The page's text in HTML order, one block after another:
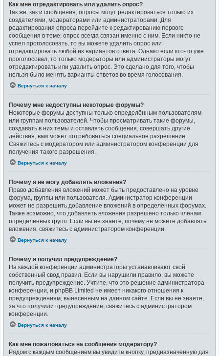
Как мне отредактировать или удалить опрос?
Так же, как и сообщения, опросы могут редактироваться только их
создателями, модераторами или администраторами. Для
редактирования опроса перейдите к редактированию первого
сообщения в теме; опрос всегда связан именно с ним. Если никто не
успел проголосовать, то вы можете удалить опрос или
отредактировать любой из вариантов ответа. Однако если кто-то уже
проголосовал, то только модераторы или администраторы могут
отредактировать или удалить опрос. Это сделано для того, чтобы
нельзя было менять варианты ответов во время голосования.
Вернуться к началу
Почему мне недоступны некоторые форумы?
Некоторые форумы доступны только определённым пользователям
или группам пользователей. Чтобы просматривать такие форумы,
создавать в них темы и оставлять сообщения, совершать другие
действия, вам может потребоваться специальное разрешение.
Свяжитесь с модератором или администратором конференции для
получения такого разрешения.
Вернуться к началу
Почему я не могу добавлять вложения?
Право добавления вложений может быть предоставлено на уровне
форума, группы или пользователя. Администратор конференции
может не разрешить добавление вложений в определённых форумах.
Также возможно, что добавлять вложения разрешено только членам
определённых групп. Если вы не знаете, почему не можете добавлять
вложения, свяжитесь с администратором конференции.
Вернуться к началу
Почему я получил предупреждение?
На каждой конференции администраторы устанавливают свой
собственный свод правил. Если вы нарушили правило, вы можете
получить предупреждение. Учтите, что это решение администратора
конференции, и phpBB Limited не имеет никакого отношения к
предупреждениям, вынесенным на данном сайте. Если вы не знаете,
за что получили предупреждение, свяжитесь с администратором
конференции.
Вернуться к началу
Как мне пожаловаться на сообщения модератору?
Рядом с каждым сообщением вы увидите кнопку, предназначенную для